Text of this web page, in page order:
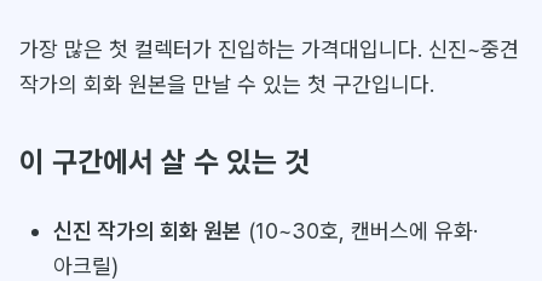
가장 많은 첫 컬렉터가 진입하는 가격대입니다. 신진~중견
작가의 회화 원본을 만날 수 있는 첫 구간입니다.
이 구간에서 살 수 있는 것
신진 작가의 회화 원본 (10~30호, 캔버스에 유화·
아크릴)